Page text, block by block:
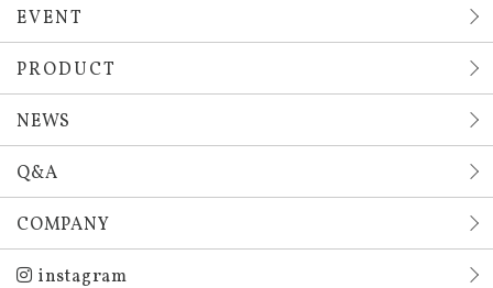
EVENT
PRODUCT
NEWS
Q&A
COMPANY
instagram